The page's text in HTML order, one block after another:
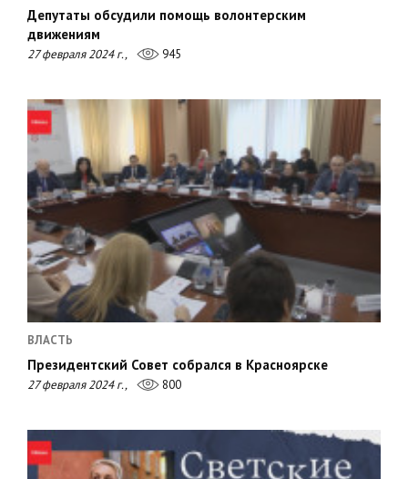
Депутаты обсудили помощь волонтерским
движениям
27 февраля 2024 г., 945
ВЛАСТЬ
Президентский Совет собрался в Красноярске
27 февраля 2024 г., 800